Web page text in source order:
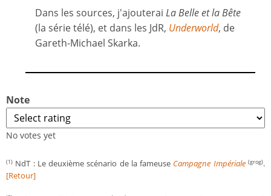
Dans les sources, j'ajouterai La Belle et la Bête
(la série télé), et dans les JdR, Underworld, de
Gareth-Michael Skarka.
Note
No votes yet
(1) NdT : Le deuxième scénario de la fameuse Campagne Impériale (grog).
[Retour]